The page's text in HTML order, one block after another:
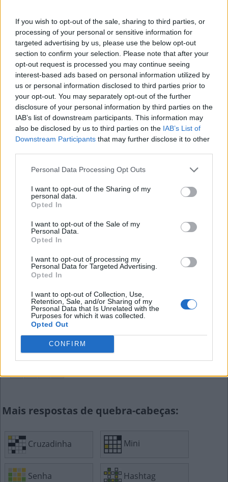
If you wish to opt-out of the sale, sharing to third parties, or
processing of your personal or sensitive information for
targeted advertising by us, please use the below opt-out
section to confirm your selection. Please note that after your
opt-out request is processed you may continue seeing
interest-based ads based on personal information utilized by
us or personal information disclosed to third parties prior to
your opt-out. You may separately opt-out of the further
disclosure of your personal information by third parties on the
IAB’s list of downstream participants. This information may
also be disclosed by us to third parties on the IAB’s List of
Downstream Participants that may further disclose it to other
Personal Data Processing Opt Outs
I want to opt-out of the Sharing of my
personal data.
Opted In
I want to opt-out of the Sale of my
Personal Data.
Opted In
I want to opt-out of processing my
Personal Data for Targeted Advertising.
Opted In
I want to opt-out of Collection, Use,
Retention, Sale, and/or Sharing of my
Personal Data that Is Unrelated with the
Purposes for which it was collected.
Opted Out
CONFIRM
S
O A
R
Fazem barulho como sinos
S
O A
M
Oferecem, cedem gratuitamente
D
O A
M
Estão doloridos
O E
U
Foi o que o rato fez com a roupa do rei de Roma
O E
U
__ a corda, desistir
Causar dor
O E
R
Dar de presente
Mais respostas de quebra-cabeças:
Cruzadinha Mini
Senha Hashtag